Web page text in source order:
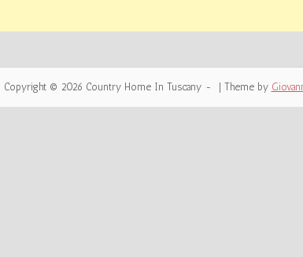
Copyright © 2026 Country Home In Tuscany Theme by